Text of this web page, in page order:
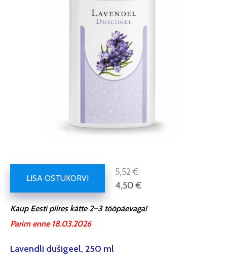
LISA OSTUKORVI
5,52 €
4,50 €
Kaup Eesti piires kätte 2–3 tööpäevaga!
Parim enne 18.03.2026
Lavendli dušigeel, 250 ml